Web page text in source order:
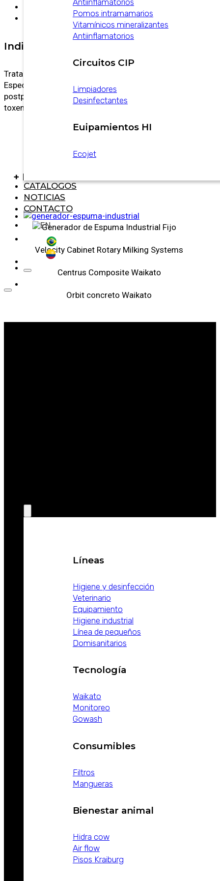
Pomos intramamarios
Vitamínicos mineralizantes
Antiinflamatorios
Circuitos CIP
Limpiadores
Desinfectantes
Euipamientos HI
Ecojet
CATALOGOS
NOTICIAS
CONTACTO
Información adicional
Indicaciones
Tratamiento del edema de diversos orígenes.
Especialmente indicado en el edema de ubre
postparto de los bovinos. Tratamiento diurético en
toxemias.
+ PRODUCTOS
Generador de Espuma Industrial Fijo
Velocity Cabinet Rotary Milking Systems
Centrus Composite Waikato
Orbit concreto Waikato
Líneas
Higiene y desinfección
Veterinario
Equipamiento
Higiene industrial
Línea de pequeños
Domisanitarios
Tecnología
Waikato
Monitoreo
Gowash
Consumibles
Filtros
Mangueras
Bienestar animal
Hidra cow
Air flow
Pisos Kraiburg